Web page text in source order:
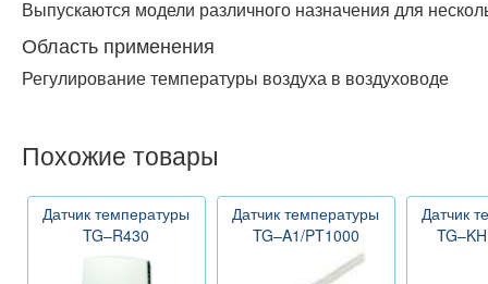
Выпускаются модели различного назначения для
Область применения
Регулирование температуры воздуха в воздуховоде
Похожие товары
Датчик температуры
TG–R430
Датчик температуры
TG–A1/PT1000
Датчик